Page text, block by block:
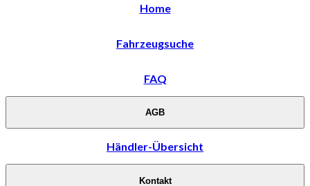
Home
Fahrzeugsuche
FAQ
AGB
Händler-Übersicht
Kontakt